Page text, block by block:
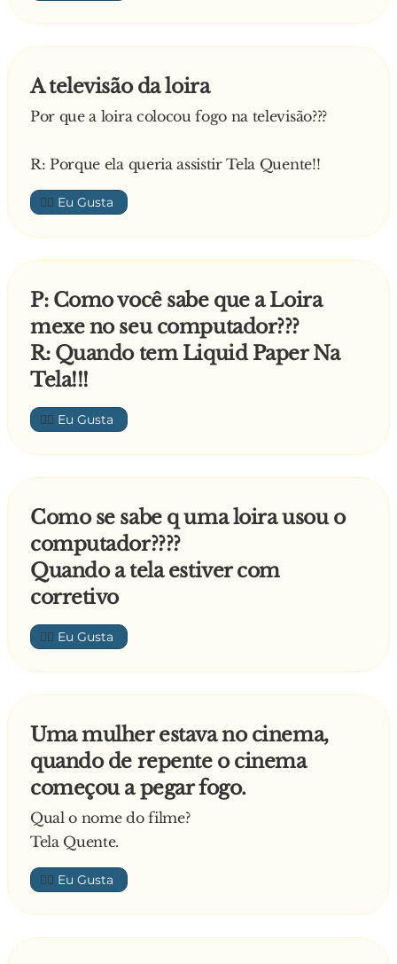
A televisão da loira
Por que a loira colocou fogo na televisão???
R: Porque ela queria assistir Tela Quente!!
👍🏼
P: Como você sabe que a Loira
mexe no seu computador???
R: Quando tem Liquid Paper Na
Tela!!!
👍🏼
Como se sabe q uma loira usou o
computador????
Quando a tela estiver com
corretivo
👍🏼
Uma mulher estava no cinema,
quando de repente o cinema
começou a pegar fogo.
Qual o nome do filme?
Tela Quente.
👍🏼